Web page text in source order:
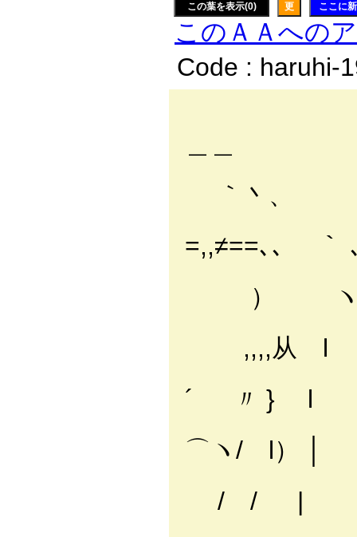
この葉を表示(0) 更 ここに
このＡＡへの
Code : haruhi-
｀丶、
=,,≠==､､ ｀
）
,,,,从 l
´ 〃 } l
⌒ヽ/ l） │
/ / |